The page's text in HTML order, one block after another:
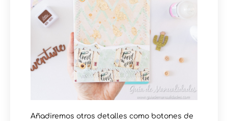
Añadiremos otros detalles como botones de